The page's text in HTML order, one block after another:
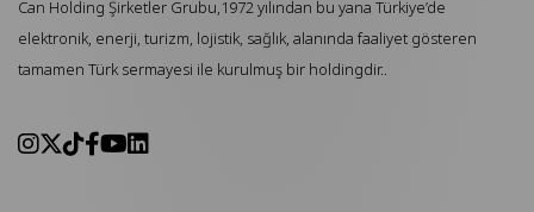
Can Holding Şirketler Grubu,1972 yılından bu yana Türkiye’de
elektronik, enerji, turizm, lojistik, sağlık, alanında faaliyet gösteren
tamamen Türk sermayesi ile kurulmuş bir holdingdir..